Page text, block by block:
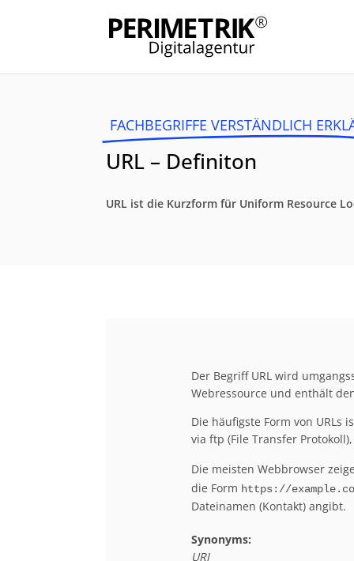
FACHBEGRIFFE VERSTÄNDLICH
URL – Definiton
URL ist die Kurzform für Uniform Resource
Der Begriff URL wird
Webressource und enthält
Die häufigste Form von
via ftp (File Transfer
Die meisten Webbrowser
die Form https://
Dateinamen (Kontakt) angibt.
Synonyms:
URI